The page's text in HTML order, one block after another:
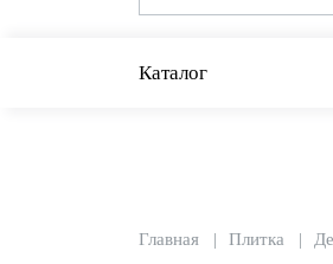
Каталог
Главная Плитка